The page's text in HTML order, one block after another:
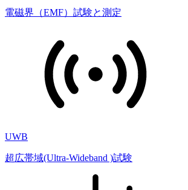
電磁界（EMF）試験と測定
UWB
超広帯域(Ultra-Wideband )試験